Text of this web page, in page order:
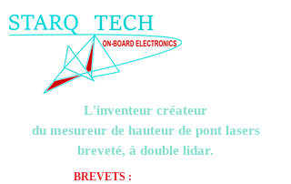
L'inventeur créateur
du mesureur de hauteur de pont lasers
breveté, à double lidar.
BREVETS :